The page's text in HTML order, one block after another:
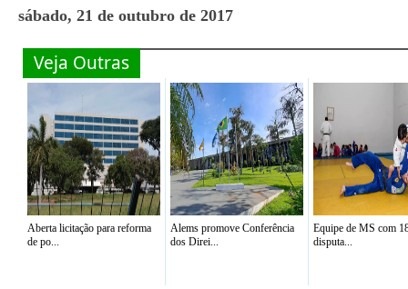
sábado, 21 de outubro de 2017
Veja Outras
Aberta licitação para reforma
de po...
Alems promove Conferência
dos Direi...
Equipe de MS com
disputa...